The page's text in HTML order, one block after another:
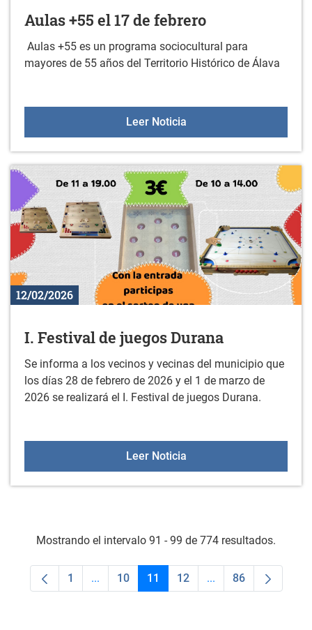
Aulas +55 el 17 de febrero
Aulas +55 es un programa sociocultural para
mayores de 55 años del Territorio Histórico de Álava
Leer NoticiaAulas +55 el 17 de
12/02/2026
I. Festival de juegos Durana
Se informa a los vecinos y vecinas del municipio que
los días 28 de febrero de 2026 y el 1 de marzo de
2026 se realizará el I. Festival de juegos Durana.
Leer NoticiaI. Festival de juegos
Mostrando el intervalo 91 - 99 de 774 resultados.
Página
1 ...Páginas intermedias Use TAB para
Página
10 Página
11 Página
12 ...PáginasPágina
86